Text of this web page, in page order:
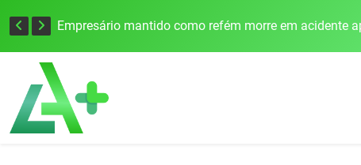
Empresário mantido como refém morre em acidente